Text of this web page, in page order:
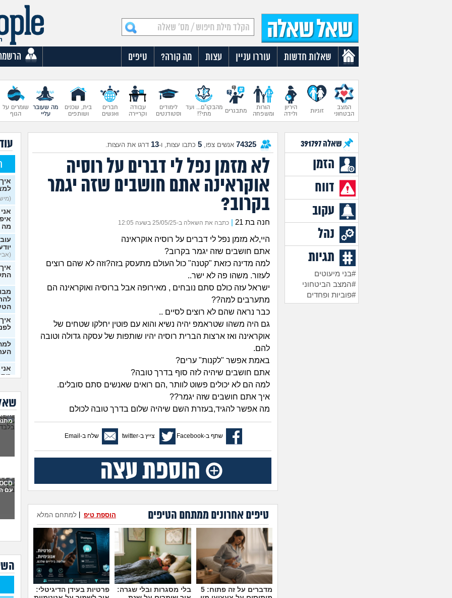
שאלות חדשות עוררו עניין עצות מה קורה? טיפים
המצב
הבטחוני
זוגיות
היריון
ולידה
הורות
ומשפחה
מתבגרים
מהבקו"ם... ועד
מתי?!
לימודים
וסטודנטים
עבודה
וקריירה
חברים
ואנשים
בית, שכנים
ושותפים
מה שעובר
עליי
שומרים על
הגוף
שאלה391797
הזמן
דווח
עקוב
נהל
תגיות
#בני מיעוטים
#המצב הביטחוני
#פוביות ופחדים
74325 אנשים צפו, 5 כתבו עצות, ו-13 דרגו את העצות.
לא מזמן נפל לי דברים על רוסיה
אוקראינה אתם חושבים שזה יגמר
בקרוב?
חנה בת 21 כתבה את השאלה ב-25/05/25 בשעה 12:05
היי,לא מזמן נפל לי דברים על רוסיה אוקראינה
אתם חושבים שזה יגמר בקרוב?
למה מדינה כזאת "קטנה" כול העולם מתעסק בזה?וזה לא שהם רוצים
לעזור. משהו פה לא ישר..
ישראל עזה כולם סתם נובחים , מאירופה אבל ברוסיה ואוקראינה הם
מתערבים למה??
כבר נראה שהם לא רוצים לסיים ..
גם היה משהו שטראמפ יהיה נשיא והוא עם פוטין יחלקו שטחים של
אוקראינה ואז ארצות הברית רוסיה יהיו שותפות של עסקה גדולה וטובה
להם.
באמת אפשר "לקנות" ערים?
אתם חושבים שיהיה לזה סוף בדרך טובה?
למה הם לא יכולים פשוט לוותר ,הם רואים שאנשים סתם סובלים.
איך אתם חושבים שזה יגמר??
מה אפשר להגיד,בעזרת השם שיהיה שלום בדרך טובה לכולם
שתף ב-Facebook צייץ ב-twitter שלח ב-Email
טיפים אחרונים ממתחם הטיפים למתחם המלא הוספת טיפ
מדברים על זה פתוח: 5
בלי מסגרות ובלי שגרה:
פרטיות בעידן הדיגיטלי:
מה
(אבי99, בן 22)
מה
עם